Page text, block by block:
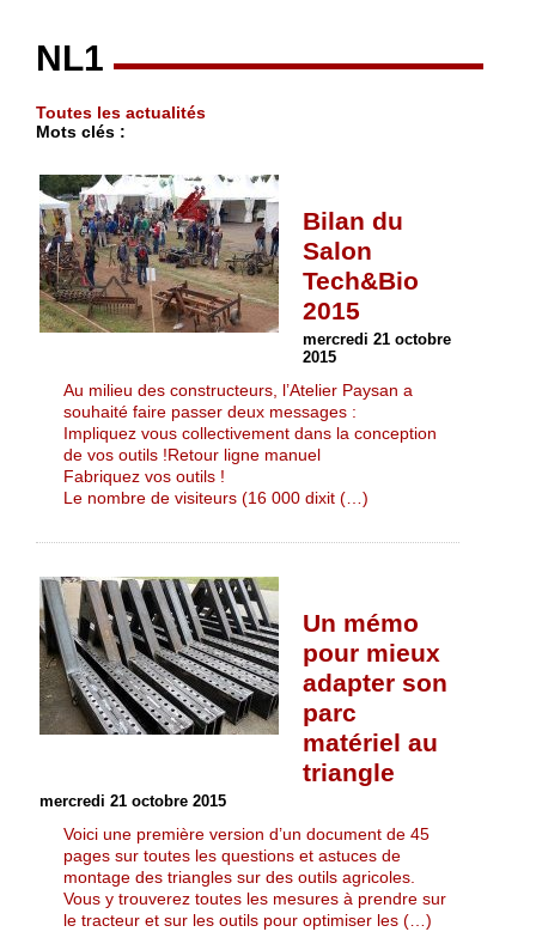
NL1
Toutes les actualités
Mots clés :
Bilan du
Salon
Tech&Bio
2015
mercredi 21 octobre
2015
Au milieu des constructeurs, l’Atelier Paysan a
souhaité faire passer deux messages :
Impliquez vous collectivement dans la conception
de vos outils !Retour ligne manuel
Fabriquez vos outils !
Le nombre de visiteurs (16 000 dixit (…)
Un mémo
pour mieux
adapter son
parc
matériel au
triangle
mercredi 21 octobre 2015
Voici une première version d’un document de 45
pages sur toutes les questions et astuces de
montage des triangles sur des outils agricoles.
Vous y trouverez toutes les mesures à prendre sur
le tracteur et sur les outils pour optimiser les (…)